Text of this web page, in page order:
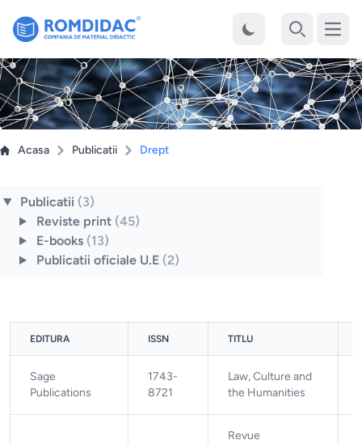
Acasa Publicatii Drept
Publicatii (3)
Reviste print (45)
E-books (13)
Publicatii oficiale U.E (2)
EDITURA ISSN TITLU
Sage
Publications
1743-
8721
Law, Culture and
the Humanities
Revue